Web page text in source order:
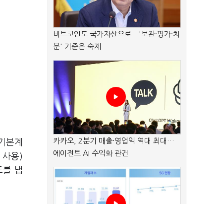
본계
용)
를 냅
비트코인도 국가자산으로…'보관·평가·처
분' 기준은 숙제
카카오, 2분기 매출·영업익 역대 최대…
에이전트 AI 수익화 관건